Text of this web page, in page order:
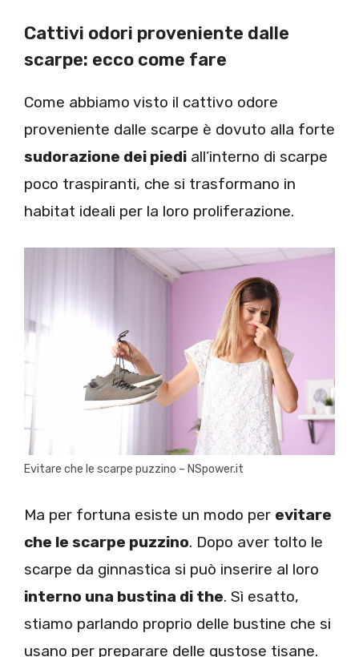
Cattivi odori proveniente dalle
scarpe: ecco come fare
Come abbiamo visto il cattivo odore
proveniente dalle scarpe è dovuto alla forte
sudorazione dei piedi all’interno di scarpe
poco traspiranti, che si trasformano in
habitat ideali per la loro proliferazione.
Evitare che le scarpe puzzino – NSpower.it
Ma per fortuna esiste un modo per evitare
che le scarpe puzzino. Dopo aver tolto le
scarpe da ginnastica si può inserire al loro
interno una bustina di the. Sì esatto,
stiamo parlando proprio delle bustine che si
usano per preparare delle gustose tisane.